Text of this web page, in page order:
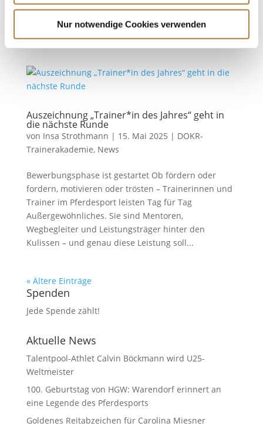
Nur notwendige Cookies verwenden
unersetzbar. Mit dem Sonderehrenpreis würdigen
die Trainerakademie des DOKR und die Stiftung
Auszeichnung „Trainer*in des Jahres“ geht in
die nächste Runde
von Insa Strothmann | 15. Mai 2025 | DOKR-
Trainerakademie, News
Bewerbungsphase ist gestartet Ob fördern oder
fordern, motivieren oder trösten – Trainerinnen und
Trainer im Pferdesport leisten Tag für Tag
Außergewöhnliches. Sie sind Mentoren,
Wegbegleiter und Leistungsträger hinter den
Kulissen – und genau diese Leistung soll...
« Ältere Einträge
Spenden
Jede Spende zählt!
Aktuelle News
Talentpool-Athlet Calvin Böckmann wird U25-
Weltmeister
100. Geburtstag von HGW: Warendorf erinnert an
eine Legende des Pferdesports
Goldenes Reitabzeichen für Carolina Miesner